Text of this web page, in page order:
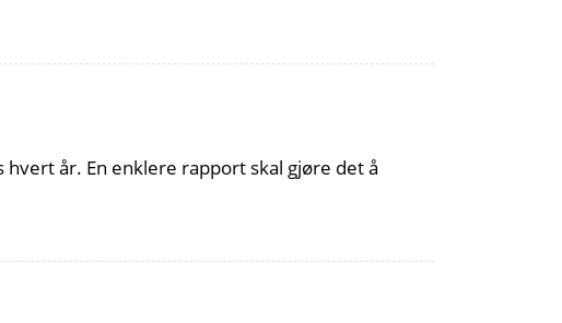
år. En enklere rapport skal gjøre det å